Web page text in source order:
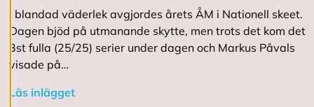
A
c
c
e
p
I blandad väderlek avgjordes årets ÅM i Nationell skeet.
Dagen bjöd på utmanande skytte, men trots det kom det
3st fulla (25/25) serier under dagen och Markus Påvals
visade på…
Läs inlägget